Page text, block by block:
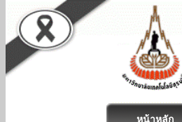
หน้าหลัก